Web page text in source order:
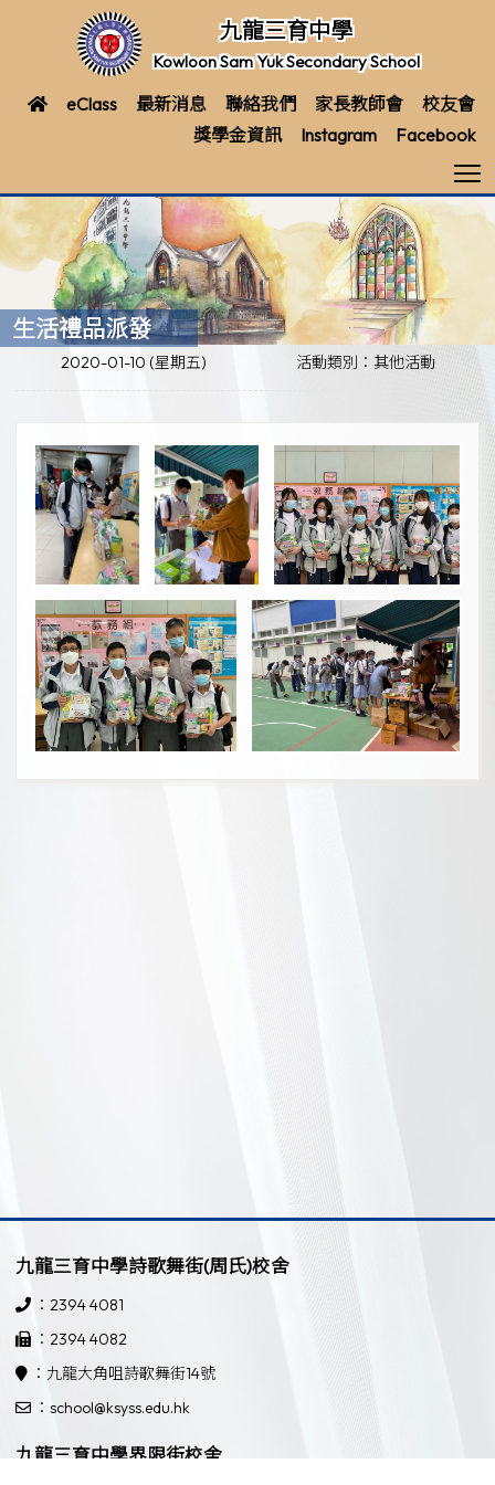
九龍三育中學
Kowloon Sam Yuk Secondary School
eClass 最新消息 聯絡我們 家長教師會
校友會
獎學金資訊
Instagram Facebook
生活禮品派發
2020-01-10 (星期五) 活動類別：其他活動
九龍三育中學詩歌舞街(周氏)校舍
：2394 4081
：2394 4082
：九龍大角咀詩歌舞街14號
：school@ksyss.edu.hk
九龍三育中學界限街校舍